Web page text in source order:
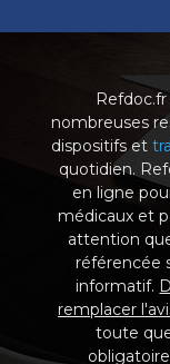
nombreuses
dispositifs et
quotidien.
en ligne
médicaux et
attention
référencée
informatif.
remplacer
toute